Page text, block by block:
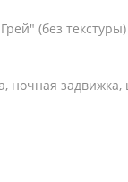
(без текстуры)
ночная